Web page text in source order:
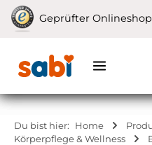
Zum Hauptinhalt springen
Geprüfter Onlineshop
Du bist hier: Home
Körperpflege & Wellness